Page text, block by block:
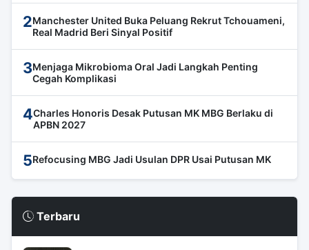
2Manchester United Buka Peluang Rekrut Tchouameni,
Real Madrid Beri Sinyal Positif
3Menjaga Mikrobioma Oral Jadi Langkah Penting
Cegah Komplikasi
4Charles Honoris Desak Putusan MK MBG Berlaku di
APBN 2027
5Refocusing MBG Jadi Usulan DPR Usai Putusan MK
Terbaru